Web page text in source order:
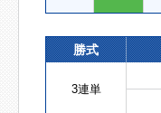
勝式
3連単